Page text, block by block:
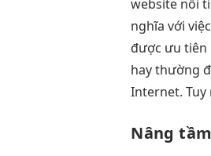
website nổi
nghĩa với
được ưu tiên
hay thường
Internet. Tuy
Nâng tầm